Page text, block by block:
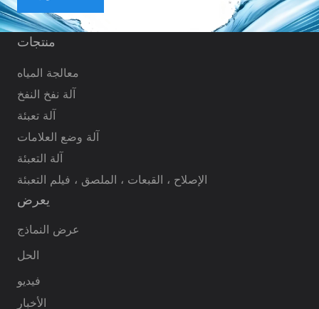
منتجات
معالجة المياه
آلة نفخ النفخ
آلة تعبئة
آلة وضع العلامات
آلة التعبئة
الإصلاح ، القبعات ، الملصق ، فيلم التعبئة
يعرض
عرض النماذج
الحل
فيديو
الأخبار